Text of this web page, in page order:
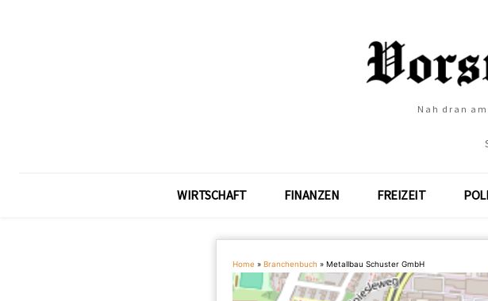
Nah dran
WIRTSCHAFT FINANZEN FREIZEIT
Home » Branchenbuch » Metallbau Schuster GmbH